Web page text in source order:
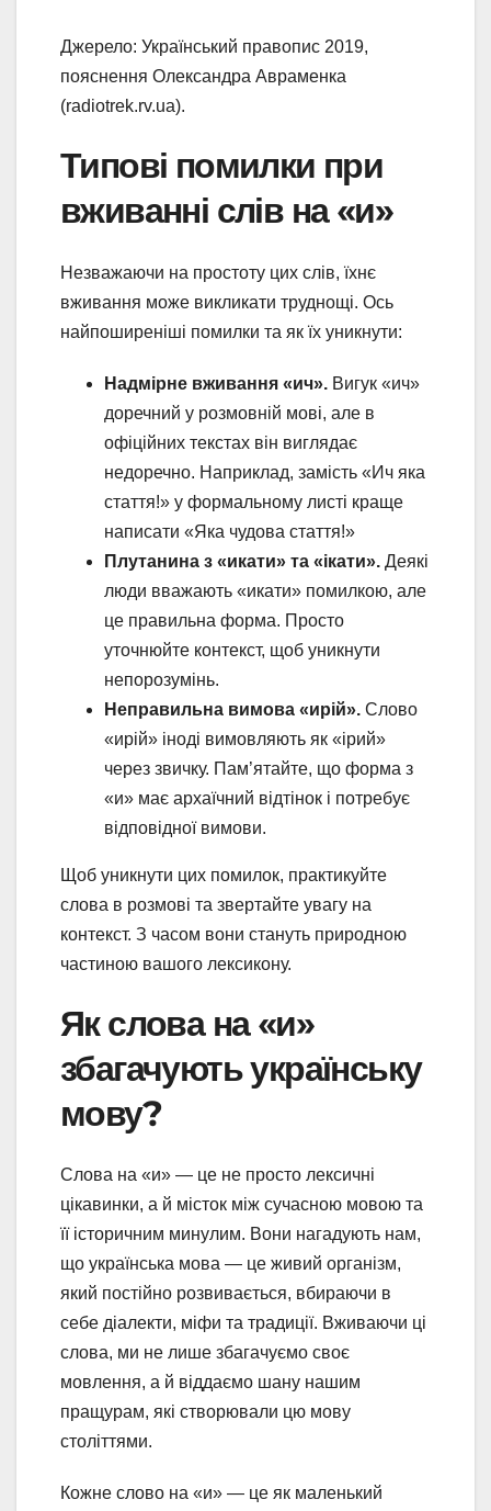
Джерело: Український правопис 2019,
пояснення Олександра Авраменка
(radiotrek.rv.ua).
Типові помилки при
вживанні слів на «и»
Незважаючи на простоту цих слів, їхнє
вживання може викликати труднощі. Ось
найпоширеніші помилки та як їх уникнути:
Надмірне вживання «ич». Вигук «ич»
доречний у розмовній мові, але в
офіційних текстах він виглядає
недоречно. Наприклад, замість «Ич яка
стаття!» у формальному листі краще
написати «Яка чудова стаття!»
Плутанина з «икати» та «ікати». Деякі
люди вважають «икати» помилкою, але
це правильна форма. Просто
уточнюйте контекст, щоб уникнути
непорозумінь.
Неправильна вимова «ирій». Слово
«ирій» іноді вимовляють як «ірий»
через звичку. Пам’ятайте, що форма з
«и» має архаїчний відтінок і потребує
відповідної вимови.
Щоб уникнути цих помилок, практикуйте
слова в розмові та звертайте увагу на
контекст. З часом вони стануть природною
частиною вашого лексикону.
Як слова на «и»
збагачують українську
мову?
Слова на «и» — це не просто лексичні
цікавинки, а й місток між сучасною мовою та
її історичним минулим. Вони нагадують нам,
що українська мова — це живий організм,
який постійно розвивається, вбираючи в
себе діалекти, міфи та традиції. Вживаючи ці
слова, ми не лише збагачуємо своє
мовлення, а й віддаємо шану нашим
пращурам, які створювали цю мову
століттями.
Кожне слово на «и» — це як маленький